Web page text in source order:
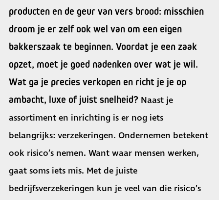
producten en de geur van vers brood: misschien
droom je er zelf ook wel van om een eigen
bakkerszaak te beginnen. Voordat je een zaak
opzet, moet je goed nadenken over wat je wil.
Wat ga je precies verkopen en richt je je op
ambacht, luxe of juist snelheid? Naast je
assortiment en inrichting is er nog iets
belangrijks: verzekeringen. Ondernemen betekent
ook risico’s nemen. Want waar mensen werken,
gaat soms iets mis. Met de juiste
bedrijfsverzekeringen kun je veel van die risico’s